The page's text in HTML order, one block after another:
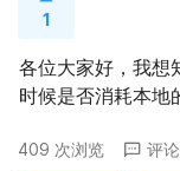
1
各位大家好，我想
时候是否消耗本地
409 次浏览 评